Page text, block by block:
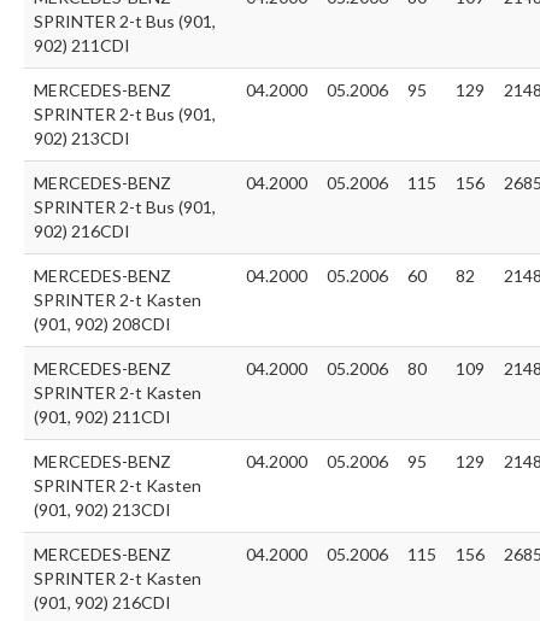
SPRINTER 2-t Bus (901,
902) 211CDI
MERCEDES-BENZ
SPRINTER 2-t Bus (901,
902) 213CDI
04.2000 05.2006 95 129
MERCEDES-BENZ
SPRINTER 2-t Bus (901,
902) 216CDI
04.2000 05.2006 115 156
MERCEDES-BENZ
SPRINTER 2-t Kasten
(901, 902) 208CDI
04.2000 05.2006 60 82
MERCEDES-BENZ
SPRINTER 2-t Kasten
(901, 902) 211CDI
04.2000 05.2006 80 109
MERCEDES-BENZ
SPRINTER 2-t Kasten
(901, 902) 213CDI
04.2000 05.2006 95 129
MERCEDES-BENZ
SPRINTER 2-t Kasten
(901, 902) 216CDI
04.2000 05.2006 115 156